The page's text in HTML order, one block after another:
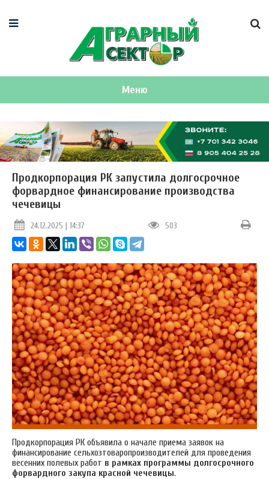
Меню
Продкорпорация РК запустила долгосрочное
форвардное финансирование производства
чечевицы
24.12.2025 | 14:37 503
Продкорпорация РК объявила о начале приема заявок на
финансирование сельхозтоваропроизводителей для проведения
весенних полевых работ в рамках программы долгосрочного
форвардного закупа красной чечевицы.